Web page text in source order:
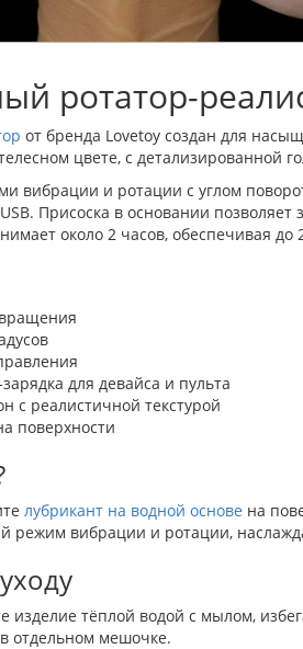
ротатор-
от бренда Lovetoy создан для
цвете, с
вибрации и ротации с углом
Присоска в основании
около 2 часов, обеспечивая до
для девайса и пульта
с реалистичной текстурой
поверхности
лубрикант на водной основе на
режим вибрации и ротации,
изделие тёплой водой с мылом,
отдельном мешочке.